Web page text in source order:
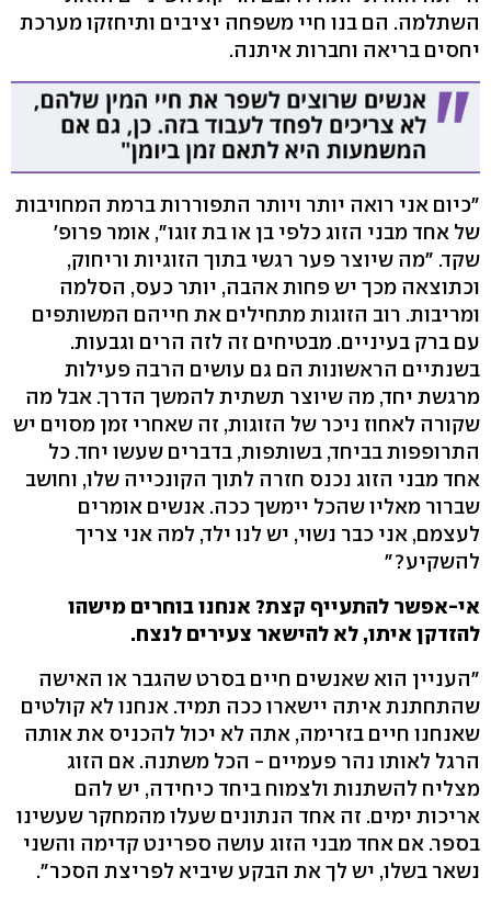
השתלמה. הם בנו חיי משפחה יציבים ותיחזקו מערכת
יחסים בריאה וחברות איתנה.
"כיום אני רואה יותר ויותר התפוררות ברמת המחויבות
של אחד מבני הזוג כלפי בן או בת זוגו", אומר פרופ'
שקד. "מה שיוצר פער רגשי בתוך הזוגיות וריחוק,
וכתוצאה מכך יש פחות אהבה, יותר כעס, הסלמה
ומריבות. רוב הזוגות מתחילים את חייהם המשותפים
עם ברק בעיניים. מבטיחים זה לזה הרים וגבעות.
בשנתיים הראשונות הם גם עושים הרבה פעילות
מרגשת יחד, מה שיוצר תשתית להמשך הדרך. אבל מה
שקורה לאחוז ניכר של הזוגות, זה שאחרי זמן מסוים יש
התרופפות בביחד, בשותפות, בדברים שעשו יחד. כל
אחד מבני הזוג נכנס חזרה לתוך הקונכייה שלו, וחושב
שברור מאליו שהכל יימשך ככה. אנשים אומרים
לעצמם, אני כבר נשוי, יש לנו ילד, למה אני צריך
להשקיע?"
אי-אפשר להתעייף קצת? אנחנו בוחרים מישהו
להזדקן איתו, לא להישאר צעירים לנצח.
"העניין הוא שאנשים חיים בסרט שהגבר או האישה
שהתחתנת איתה יישארו ככה תמיד. אנחנו לא קולטים
שאנחנו חיים בזרימה, אתה לא יכול להכניס את אותה
הרגל לאותו נהר פעמיים - הכל משתנה. אם הזוג
מצליח להשתנות ולצמוח ביחד כיחידה, יש להם
אריכות ימים. זה אחד הנתונים שעלו מהמחקר שעשינו
בספר. אם אחד מבני הזוג עושה ספרינט קדימה והשני
נשאר בשלו, יש לך את הבקע שיביא לפריצת הסכר".